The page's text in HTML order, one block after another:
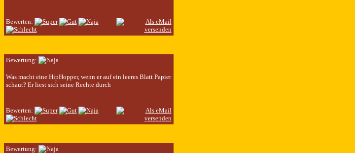
Bewerten:
Bewertung:
Was macht eine HipHopper, wenn er auf ein leeres Blatt Papier
schaut? Er liest sich seine Rechte durch
Bewerten:
Bewertung: